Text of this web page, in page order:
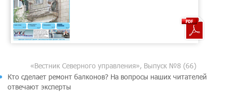
«Вестник Северного управления», Выпуск №8 (66)
Кто сделает ремонт балконов? На вопросы наших читателей
отвечают эксперты